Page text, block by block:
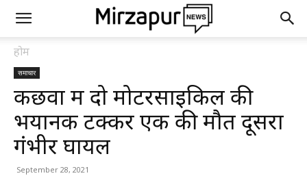
होम
समाचार
कछवा में दो मोटरसाइकिल की
भयानक टक्कर एक की मौत दूसरा
गंभीर घायल
September 28, 2021